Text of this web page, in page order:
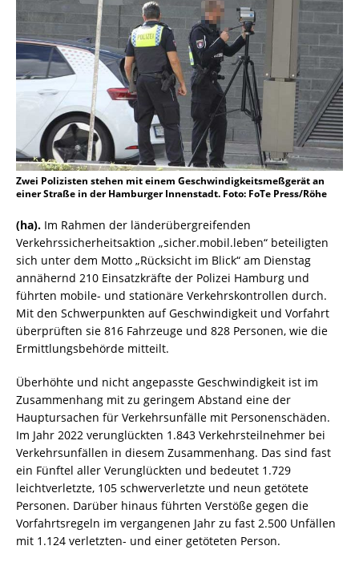
Zwei Polizisten stehen mit einem Geschwindigkeitsmeßgerät an
einer Straße in der Hamburger Innenstadt. Foto: FoTe Press/Röhe
(ha). Im Rahmen der länderübergreifenden
Verkehrssicherheitsaktion „sicher.mobil.leben“ beteiligten
sich unter dem Motto „Rücksicht im Blick“ am Dienstag
annähernd 210 Einsatzkräfte der Polizei Hamburg und
führten mobile- und stationäre Verkehrskontrollen durch.
Mit den Schwerpunkten auf Geschwindigkeit und Vorfahrt
überprüften sie 816 Fahrzeuge und 828 Personen, wie die
Ermittlungsbehörde mitteilt.
Überhöhte und nicht angepasste Geschwindigkeit ist im
Zusammenhang mit zu geringem Abstand eine der
Hauptursachen für Verkehrsunfälle mit Personenschäden.
Im Jahr 2022 verunglückten 1.843 Verkehrsteilnehmer bei
Verkehrsunfällen in diesem Zusammenhang. Das sind fast
ein Fünftel aller Verunglückten und bedeutet 1.729
leichtverletzte, 105 schwerverletzte und neun getötete
Personen. Darüber hinaus führten Verstöße gegen die
Vorfahrtsregeln im vergangenen Jahr zu fast 2.500 Unfällen
mit 1.124 verletzten- und einer getöteten Person.